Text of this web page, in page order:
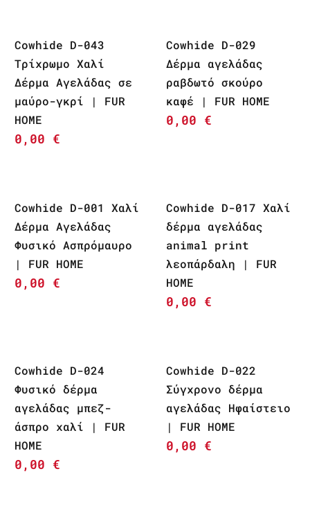
Cowhide D-043
Τρίχρωμο Χαλί
Δέρμα Αγελάδας σε
μαύρο-γκρί | FUR
HOME
0,00 €
Cowhide D-029
Δέρμα αγελάδας
ραβδωτό σκούρο
καφέ | FUR HOME
0,00 €
Cowhide D-001 Χαλί
Δέρμα Αγελάδας
Φυσικό Ασπρόμαυρο
| FUR HOME
0,00 €
Cowhide D-017 Χαλί
δέρμα αγελάδας
animal print
λεοπάρδαλη | FUR
HOME
0,00 €
Cowhide D-024
Φυσικό δέρμα
αγελάδας μπεζ-
άσπρο χαλί | FUR
HOME
0,00 €
Cowhide D-022
Σύγχρονο δέρμα
αγελάδας Ηφαίστειο
| FUR HOME
0,00 €